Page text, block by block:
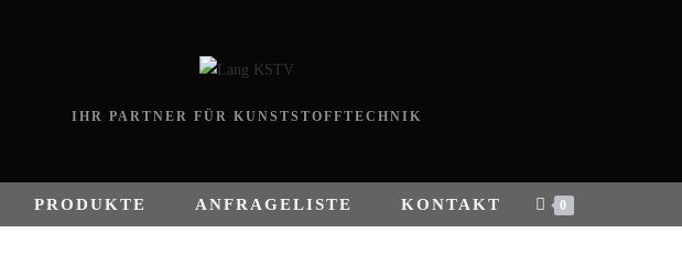
IHR PARTNER FÜR KUNSTSTOFFTECHNIK
PRODUKTE ANFRAGELISTE KONTAKT 0